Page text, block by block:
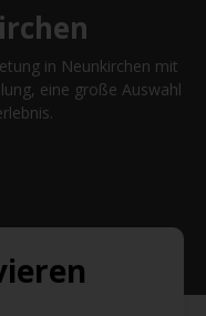
in Neunkirchen mit
eine große Auswahl